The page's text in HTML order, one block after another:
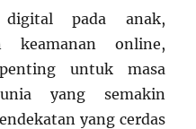
digital pada anak,
keamanan online,
untuk masa
yang semakin
yang cerdas